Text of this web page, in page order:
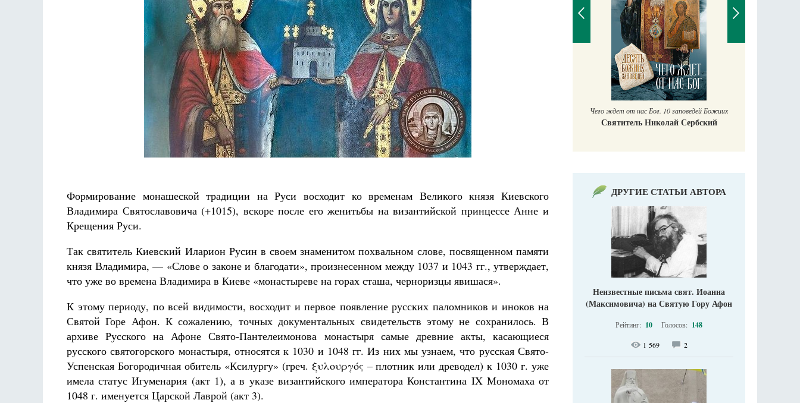
Формирование монашеской традиции на Руси восходит ко временам Великого князя Киевского
Владимира Святославовича (+1015), вскоре после его женитьбы на византийской принцессе Анне и
Крещения Руси.
Так святитель Киевский Иларион Русин в своем знаменитом похвальном слове, посвященном памяти
князя Владимира, — «Слове о законе и благодати», произнесенном между 1037 и 1043 гг., утверждает,
что уже во времена Владимира в Киеве «монастыреве на горах сташа, черноризцы явишася».
К этому периоду, по всей видимости, восходит и первое появление русских паломников и иноков на
Святой Горе Афон. К сожалению, точных документальных свидетельств этому не сохранилось. В
архиве Русского на Афоне Свято-Пантелеимонова монастыря самые древние акты, касающиеся
русского святогорского монастыря, относятся к 1030 и 1048 гг. Из них мы узнаем, что русская Свято-
Успенская Богородичная обитель «Ксилургу» (греч. ξυλουργός – плотник или древодел) к 1030 г. уже
имела статус Игуменария (акт 1), а в указе византийского императора Константина IX Мономаха от
1048 г. именуется Царской Лаврой (акт 3).
Фредерика де Грааф Как найти своё место в жизни
Кирилл Мурышев
Великомученик Георгий Победоносец. Научись у
Роман Котов Чего ждет от нас Бог. 10 заповедей Божиих
Святитель Николай Сербский
ДРУГИЕ СТАТЬИ АВТОРА
Неизвестные письма свят. Иоанна
(Максимовича) на Святую Гору Афон
Рейтинг: 10 Голосов: 148
1 569 2